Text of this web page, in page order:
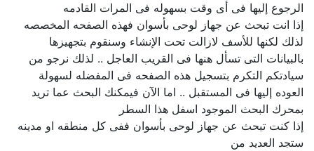
الرجوع إليها فى أى وقت بسهوله فى المرات القادمه
إذا انت تبحث عن جهاز لوحى بأسوان فهذه الصفحه المخصصه
لذلك لكنها للأسف لازالت تحت الإنشاء وسنقوم بتجهيزها
بالبيانات التى تسأل هنها فى القريب العاجل .. لذلك نرجو من
سيادتكم التكرم بتسجيل هذه الصفحه فى المفضله لسهولة
العوده إليها فى المستقبل .. اما الآن فيمكنك البحث عما تريد
بمحرك البحث الموجود اسفل هذا السطر
إذا كنت تبحث عن جهاز لوحى بأسوان ففى كل منطقه او مدينه
ستجد العديد من